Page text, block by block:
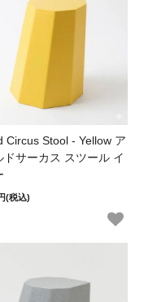
Circus Stool - Yellow ア
ドサーカス スツール イ
(税込)